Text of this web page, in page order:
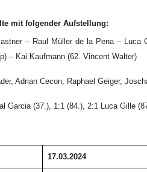
mit folgender Aufstellung:
– Raul Müller de la Pena –
– Kai Kaufmann (62. Vincent Walter)
Adrian Cecon, Raphael Geiger,
Garcia (37.), 1:1 (84.), 2:1 Luca Gille
17.03.2024